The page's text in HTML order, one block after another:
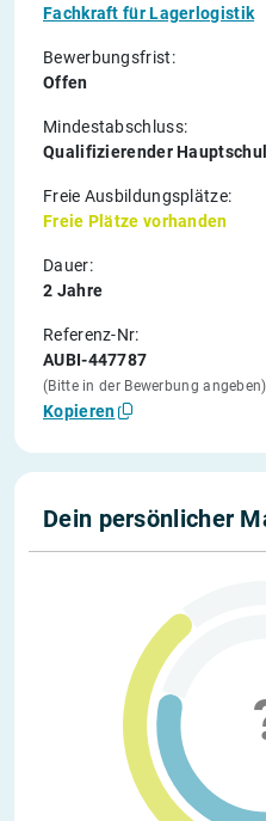
Fachkraft für Lagerlogistik
Bewerbungsfrist:
Offen
Mindestabschluss:
Qualifizierender
Freie Ausbildungsplätze:
Freie Plätze vorhanden
Dauer:
2 Jahre
Referenz-Nr:
AUBI-447787
(Bitte in der Bewerbung angeben)
Kopieren
Dein persönlicher